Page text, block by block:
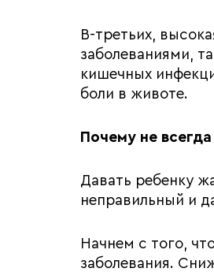
В-третьих,
заболеваниями,
кишечных
боли в животе.
Почему не
Давать ребенку
неправильный и
Начнем с того,
заболевания.